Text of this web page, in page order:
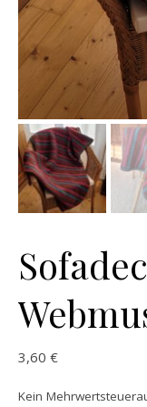
3,60 €
Kein